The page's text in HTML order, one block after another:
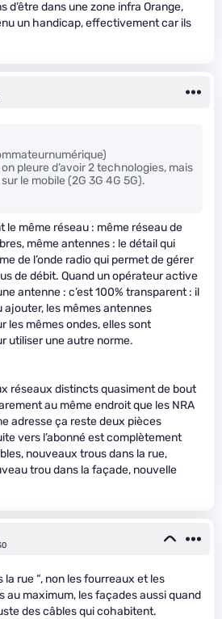
d’être dans une zone infra Orange,
un handicap, effectivement car ils
pleure d’avoir 2 technologies, mais
le mobile (2G 3G 4G 5G).
le même réseau : même réseau de
même antennes : le détail qui
de l’onde radio qui permet de gérer
de débit. Quand un opérateur active
antenne : c’est 100% transparent : il
ajouter, les mêmes antennes
les mêmes ondes, elles sont
utiliser une autre norme.
réseaux distincts quasiment de bout
au même endroit que les NRA
adresse ça reste deux pièces
vers l’abonné est complètement
nouveaux trous dans la rue,
trou dans la façade, nouvelle
rue “, non les fourreaux et les
au maximum, les façades aussi quand
des câbles qui cohabitent.